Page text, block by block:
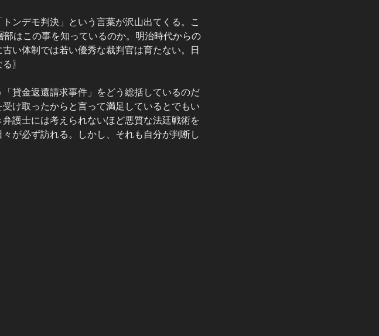
ンデモ判決」という言葉が沢山出てくる。こ
はこの事を知っているのか。明治時代からの
い体制では若い優秀な裁判官は育たない。日
〗
貸金返還請求事件」をどう総括しているのだ
け取ったからと言って満足しているとでもい
護士には考えられないほど悪質な法廷戦術を
が必ず訪れる。しかし、それも自分が判断し